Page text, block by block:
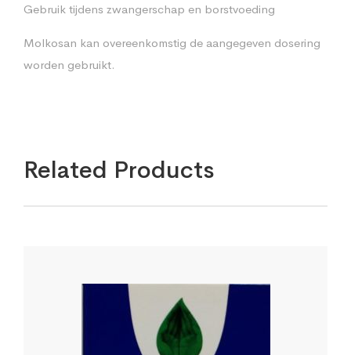
Gebruik tijdens zwangerschap en borstvoeding
Molkosan kan overeenkomstig de aangegeven dosering
worden gebruikt.
Related Products